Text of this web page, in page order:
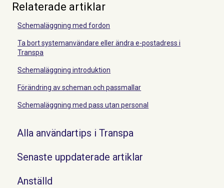
Relaterade artiklar
Schemaläggning med fordon
Ta bort systemanvändare eller ändra e-postadress i
Transpa
Schemaläggning introduktion
Förändring av scheman och passmallar
Schemaläggning med pass utan personal
Alla användartips i Transpa
Senaste uppdaterade artiklar
Anställd